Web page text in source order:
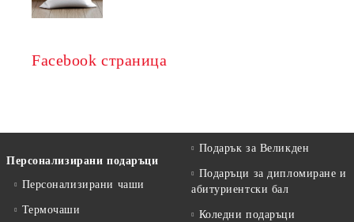
Facebook страница
Персонализирани подаръци
Персонализирани чаши
Термочаши
Подарък за Великден
Подаръци за дипломиране и
абитуриентски бал
Коледни подаръци